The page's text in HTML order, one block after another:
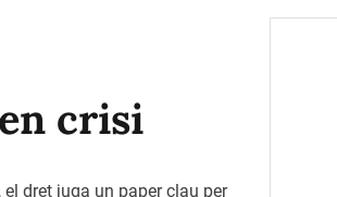
crisi
dret juga un paper clau per